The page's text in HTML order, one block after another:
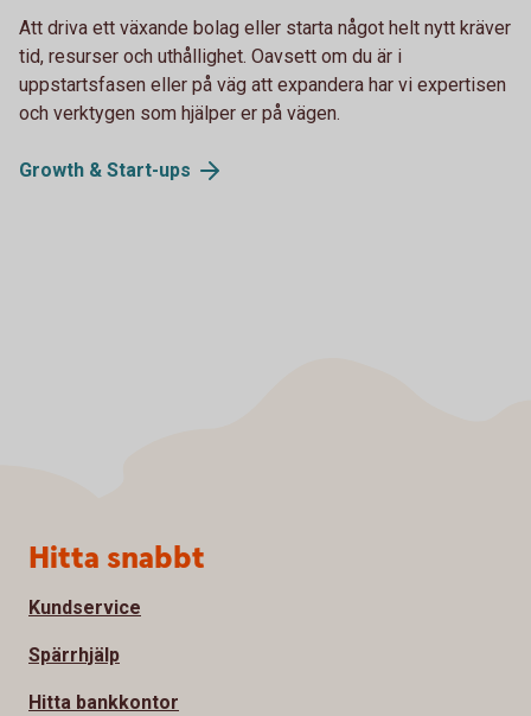
Att driva ett växande bolag eller starta något helt nytt kräver
tid, resurser och uthållighet. Oavsett om du är i
uppstartsfasen eller på väg att expandera har vi expertisen
och verktygen som hjälper er på vägen.
Growth & Start-ups
Sidfot
Hitta snabbt
Kundservice
Spärrhjälp
Hitta bankkontor